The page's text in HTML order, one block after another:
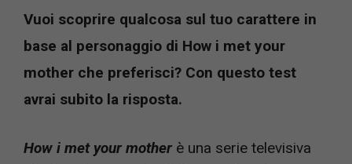
Vuoi scoprire qualcosa sul tuo carattere in
base al personaggio di How i met your
mother che preferisci? Con questo test
avrai subito la risposta.
How i met your mother è una serie televisiva